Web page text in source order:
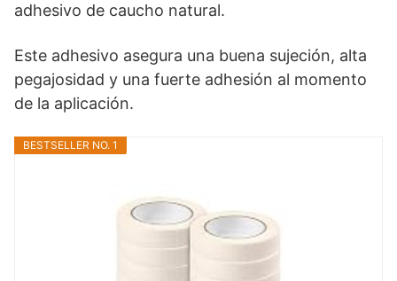
adhesivo de caucho natural.
Este adhesivo asegura una buena sujeción, alta
pegajosidad y una fuerte adhesión al momento
de la aplicación.
BESTSELLER NO. 1